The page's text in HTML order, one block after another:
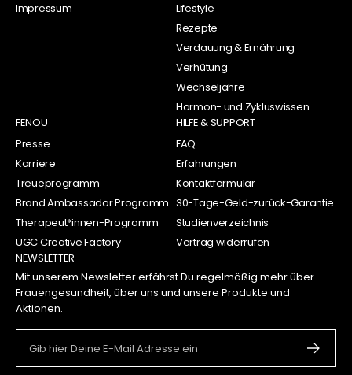
Impressum
Lifestyle
Rezepte
Verdauung & Ernährung
Verhütung
Wechseljahre
Hormon- und Zykluswissen
FENOU
Presse
Karriere
Treueprogramm
Brand Ambassador Programm
Therapeut*innen-Programm
UGC Creative Factory
HILFE & SUPPORT
FAQ
Erfahrungen
Kontaktformular
30-Tage-Geld-zurück-Garantie
Studienverzeichnis
Vertrag widerrufen
NEWSLETTER
Mit unserem Newsletter erfährst Du regelmäßig mehr über
Frauengesundheit, über uns und unsere Produkte und
Aktionen.
Gib hier Deine E-Mail Adresse ein